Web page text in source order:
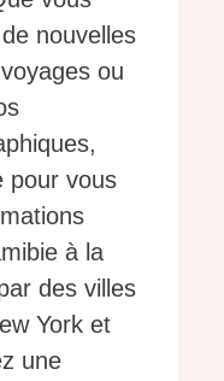
nouvelles
ou
pour vous
à la
des villes
York et
une